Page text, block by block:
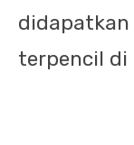
didapatkan
terpencil di